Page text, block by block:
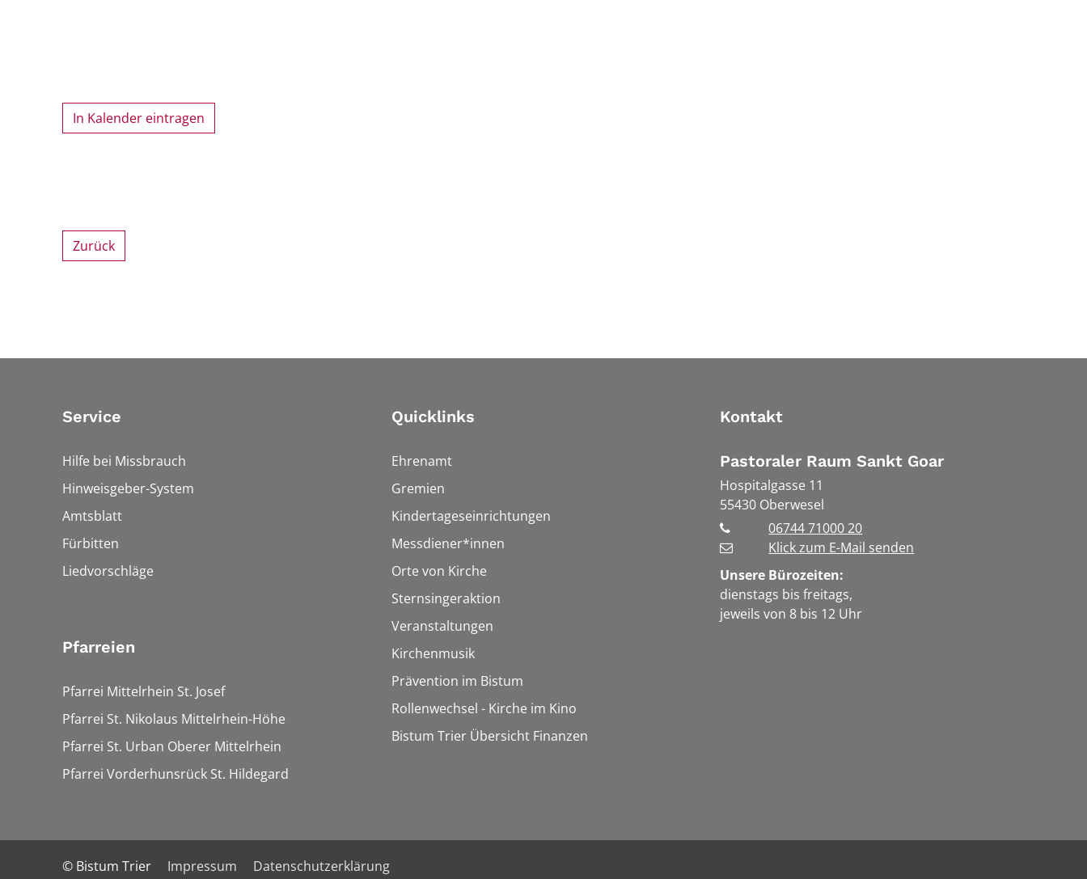
In Kalender eintragen
Zurück
Service
Hilfe bei Missbrauch
Hinweisgeber-System
Amtsblatt
Fürbitten
Liedvorschläge
Pfarreien
Pfarrei Mittelrhein St. Josef
Pfarrei St. Nikolaus Mittelrhein-Höhe
Pfarrei St. Urban Oberer Mittelrhein
Pfarrei Vorderhunsrück St. Hildegard
Quicklinks
Ehrenamt
Gremien
Kindertageseinrichtungen
Messdiener*innen
Orte von Kirche
Sternsingeraktion
Veranstaltungen
Kirchenmusik
Prävention im Bistum
Rollenwechsel - Kirche im Kino
Bistum Trier Übersicht Finanzen
Kontakt
Pastoraler Raum Sankt Goar
Hospitalgasse 11
55430 Oberwesel
06744 71000 20
Klick zum E-Mail senden
Unsere Bürozeiten:
dienstags bis freitags,
jeweils von 8 bis 12 Uhr
© Bistum Trier Impressum Datenschutzerklärung